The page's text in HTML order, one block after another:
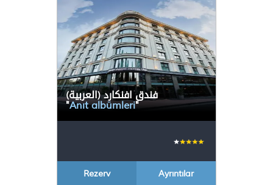
(العربية) فندق افنكارد
"Anıt albümleri"
Rezerv Ayrıntılar